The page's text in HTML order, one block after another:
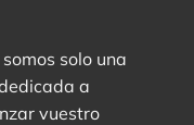
solo una
a
vuestro